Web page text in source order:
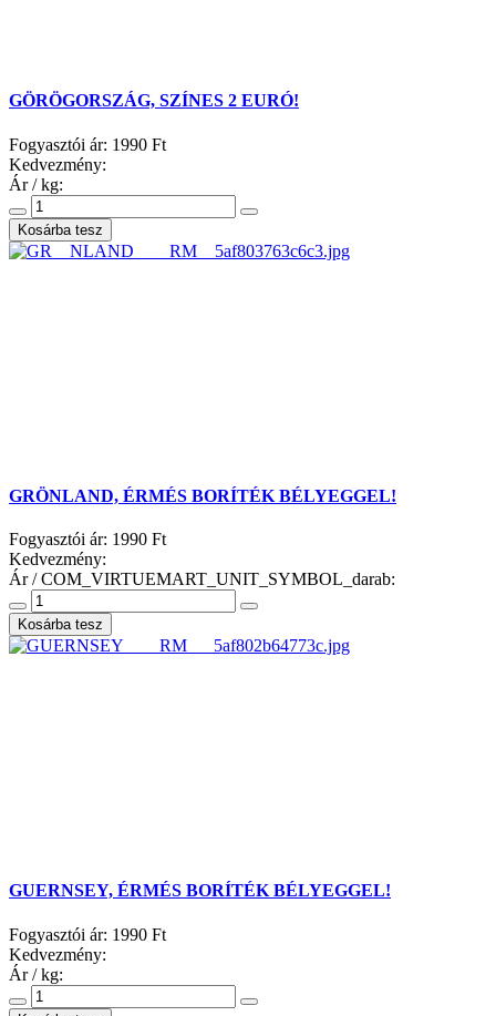
GÖRÖGORSZÁG, SZÍNES 2 EURÓ!
Fogyasztói ár: 1990 Ft
Kedvezmény:
Ár / kg:
GRÖNLAND, ÉRMÉS BORÍTÉK BÉLYEGGEL!
Fogyasztói ár: 1990 Ft
Kedvezmény:
Ár / COM_VIRTUEMART_UNIT_SYMBOL_darab:
GUERNSEY, ÉRMÉS BORÍTÉK BÉLYEGGEL!
Fogyasztói ár: 1990 Ft
Kedvezmény:
Ár / kg: